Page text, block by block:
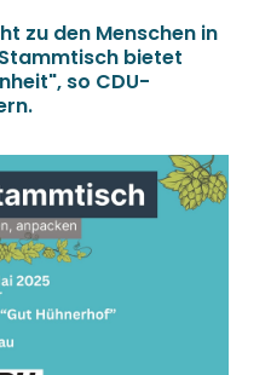
zu den Menschen in
bietet
so CDU-